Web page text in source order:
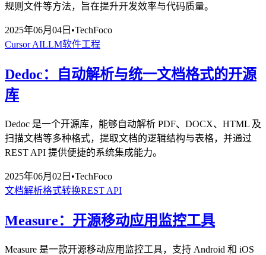
规则文件等方法，旨在提升开发效率与代码质量。
2025年06月04日 •TechFoco
Cursor AILLM软件工程
Dedoc：自动解析与统一文档格式的开源
库
Dedoc 是一个开源库，能够自动解析 PDF、DOCX、HTML 及
扫描文档等多种格式，提取文档的逻辑结构与表格，并通过
REST API 提供便捷的系统集成能力。
2025年06月02日 •TechFoco
文档解析格式转换REST API
Measure：开源移动应用监控工具
Measure 是一款开源移动应用监控工具，支持 Android 和 iOS